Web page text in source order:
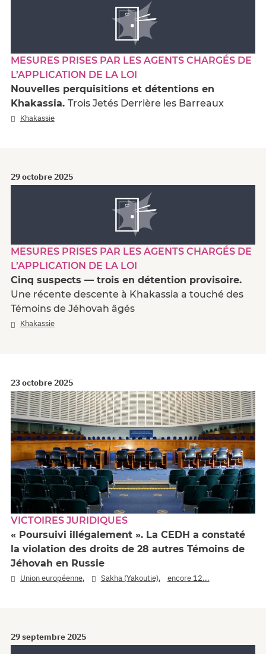
MESURES PRISES PAR LES AGENTS CHARGÉS DE
L’APPLICATION DE LA LOI
Nouvelles perquisitions et détentions en
Khakassia. Trois Jetés Derrière les Barreaux
Khakassie
29 octobre 2025
MESURES PRISES PAR LES AGENTS CHARGÉS DE
L’APPLICATION DE LA LOI
Cinq suspects — trois en détention provisoire.
Une récente descente à Khakassia a touché des
Témoins de Jéhovah âgés
Khakassie
23 octobre 2025
VICTOIRES JURIDIQUES
« Poursuivi illégalement ». La CEDH a constaté
la violation des droits de 28 autres Témoins de
Jéhovah en Russie
Union européenne, Sakha (Yakoutie), encore 12...
29 septembre 2025